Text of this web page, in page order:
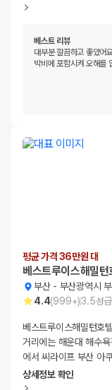
베스트 리뷰
대부분 깔끔하고 좋았어
박비에 포함시켜 오해를
평균 가격 36만원 대
베스트루이스해밀턴
부산- 부산광역시
4.4(999+)3.5성급
베스트루이스해밀턴호
거리에는 해운대 해수
에서 씨라이프 부산 아
상세정보 확인